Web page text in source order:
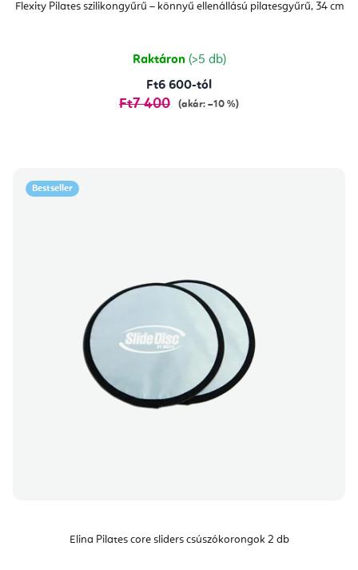
Flexity Pilates szilikongyűrű – könnyű ellenállású pilatesgyűrű, 34 cm
Raktáron (>5 db)
Ft6 600-tól
Ft7 400 (akár: –10 %)
Bestseller
Elina Pilates core sliders csúszókorongok 2 db